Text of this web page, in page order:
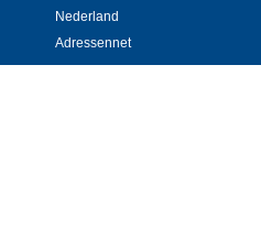
Nederland
Adressennet